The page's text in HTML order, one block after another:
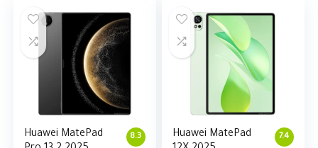
8.3
Huawei MatePad
7.4
Huawei MatePad